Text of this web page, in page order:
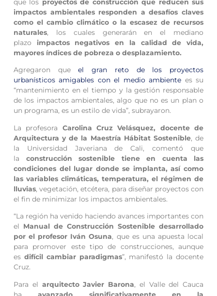
que los proyectos de construcción que reducen sus
impactos ambientales responden a desafíos claves
como el cambio climático o la escasez de recursos
naturales, los cuales generarán en el mediano
plazo impactos negativos en la calidad de vida,
mayores índices de pobreza o desplazamiento.
Agregaron queel gran reto de los proyectos
urbanísticos amigables con el medio ambiente es su
“mantenimiento en el tiempo y la gestión responsable
de los impactos ambientales, algo que no es un plan o
un programa, es un estilo de vida”, subrayaron.
La profesora Carolina Cruz Velásquez, docente de
Arquitectura y de la Maestría Hábitat Sostenible, de
la Universidad Javeriana de Cali, comentó que
la construcción sostenible tiene en cuenta las
condiciones del lugar donde se implanta, así como
las variables climáticas, temperatura, el régimen de
lluvias, vegetación, etcétera, para diseñar proyectos con
el fin de minimizar los impactos ambientales.
“La región ha venido haciendo avances importantes con
el Manual de Construcción Sostenible desarrollado
por el profesor Iván Osuna, que es una apuesta local
para promover este tipo de construcciones, aunque
es difícil cambiar paradigmas”, manifestó la docente
Cruz.
Para el arquitecto Javier Barona, el Valle del Cauca